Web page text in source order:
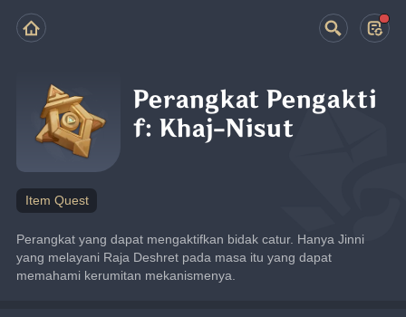
Perangkat Pengakti
f: Khaj-Nisut
Item Quest
Perangkat yang dapat mengaktifkan bidak catur. Hanya Jinni
yang melayani Raja Deshret pada masa itu yang dapat
memahami kerumitan mekanismenya.